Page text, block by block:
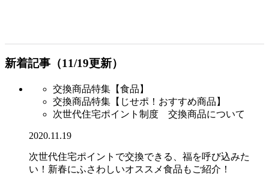
新着記事（11/19更新）
交換商品特集【食品】
交換商品特集【じせポ！おすすめ商品】
次世代住宅ポイント制度 交換商品について
2020.11.19
次世代住宅ポイントで交換できる、福を呼び込みた
い！新春にふさわしいオススメ食品もご紹介！